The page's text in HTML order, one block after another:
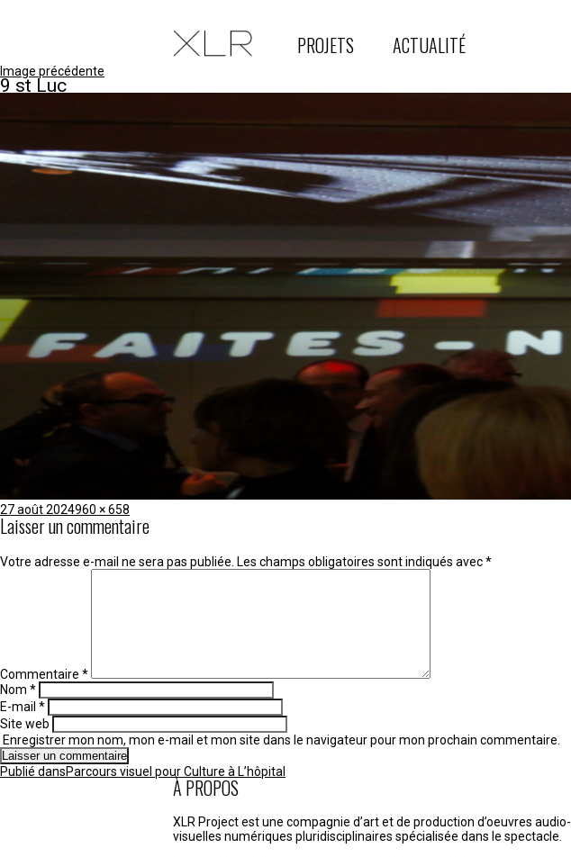
PROJETS ACTUALITÉ
Image précédente
9 st Luc
Publié
le
27 août 2024Taille
réelle
960 × 658
Laisser un commentaire
Votre adresse e-mail ne sera pas publiée. Les champs obligatoires sont indiqués avec*
Commentaire *
Nom *
E-mail *
Site web
Enregistrer mon nom, mon e-mail et mon site dans le navigateur pour mon prochain commentaire.
Navigation
de
Publié dansParcours visuel pour Culture à L’hôpital
À PROPOS
XLR Project est une compagnie d’art et de production d’oeuvres audio-
visuelles numériques pluridisciplinaires spécialisée dans le spectacle.